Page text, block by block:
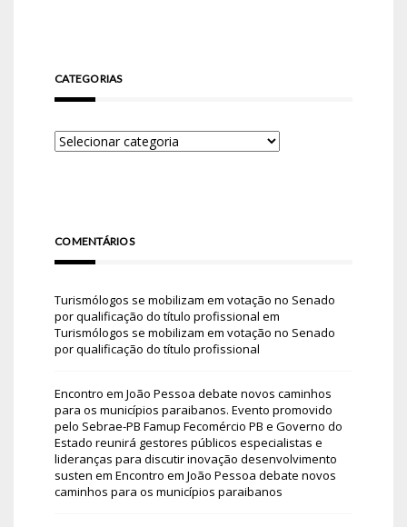
CATEGORIAS
COMENTÁRIOS
Turismólogos se mobilizam em votação no Senado
por qualificação do título profissional em
Turismólogos se mobilizam em votação no Senado
por qualificação do título profissional
Encontro em João Pessoa debate novos caminhos
para os municípios paraibanos. Evento promovido
pelo Sebrae-PB Famup Fecomércio PB e Governo do
Estado reunirá gestores públicos especialistas e
lideranças para discutir inovação desenvolvimento
susten em Encontro em João Pessoa debate novos
caminhos para os municípios paraibanos